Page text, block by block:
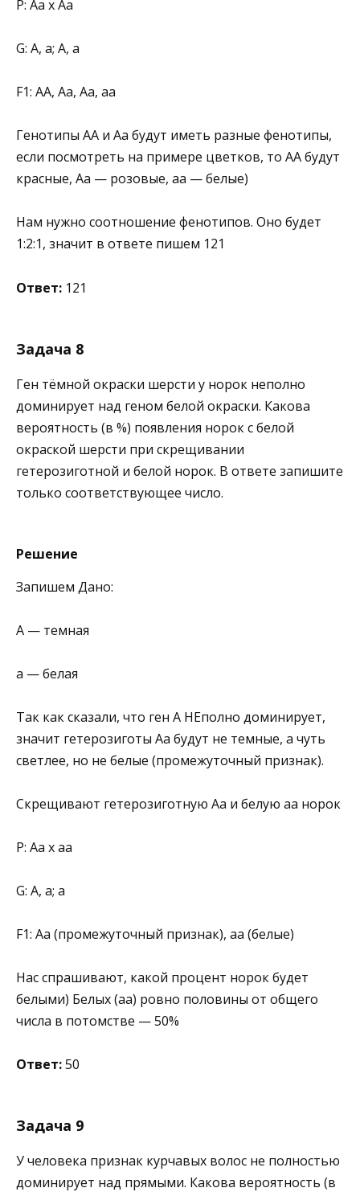
Р: Аа х Аа
G: А, а; А, а
F1: АА, Аа, Аа, аа
Генотипы АА и Аа будут иметь разные фенотипы,
если посмотреть на примере цветков, то АА будут
красные, Аа — розовые, аа — белые)
Нам нужно соотношение фенотипов. Оно будет
1:2:1, значит в ответе пишем 121
Ответ: 121
Задача 8
Ген тёмной окраски шерсти у норок неполно
доминирует над геном белой окраски. Какова
вероятность (в %) появления норок с белой
окраской шерсти при скрещивании
гетерозиготной и белой норок. В ответе запишите
только соответствующее число.
Решение
Запишем Дано:
А — темная
а — белая
Так как сказали, что ген А НЕполно доминирует,
значит гетерозиготы Аа будут не темные, а чуть
светлее, но не белые (промежуточный признак).
Скрещивают гетерозиготную Аа и белую аа норок
Р: Аа х аа
G: А, а; а
F1: Аа (промежуточный признак), аа (белые)
Нас спрашивают, какой процент норок будет
белыми) Белых (аа) ровно половины от общего
числа в потомстве — 50%
Ответ:50
Задача 9
У человека признак курчавых волос не полностью
доминирует над прямыми. Какова вероятность (в